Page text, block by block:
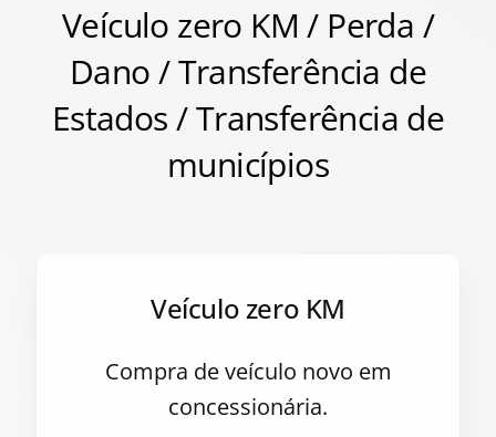
Veículo zero KM / Perda /
Dano / Transferência de
Estados / Transferência de
municípios
Veículo zero KM
Compra de veículo novo em
concessionária.